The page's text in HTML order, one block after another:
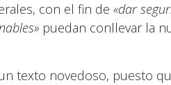
con el fin de «dar
puedan conllevar la
texto novedoso, puesto